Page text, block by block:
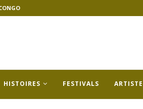
HISTOIRES FESTIVALS